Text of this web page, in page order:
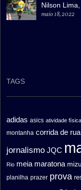
Nilson
maio 18, 2022
TAGS
adidas asics atividade física
montanha corrida de rua
jornalismo JQC
Rio meia maratona
planilha prazer prova